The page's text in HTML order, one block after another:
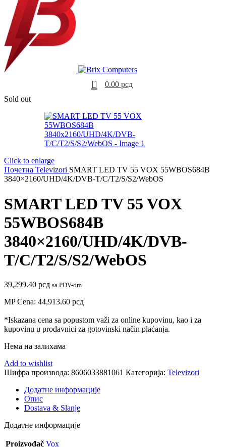
0 0.00 рсд
Sold out
Click to enlarge
Почетна Televizori SMART LED TV 55 VOX 55WBOS684B
3840×2160/UHD/4K/DVB-T/C/T2/S/S2/WebOS
SMART LED TV 55 VOX
55WBOS684B
3840×2160/UHD/4K/DVB-
T/C/T2/S/S2/WebOS
39,299.40 рсд sa PDV-om
MP Cena: 44,913.60 рсд
*Iskazana cena sa popustom važi za online kupovinu, kao i za
kupovinu u prodavnici za gotovinski način plaćanja.
Нема на залихама
Add to wishlist
Шифра производа: 8606033881061 Категорија: Televizori
Додатне информације
Опис
Dostava & Slanje
Додатне информације
Proizvođač Vox